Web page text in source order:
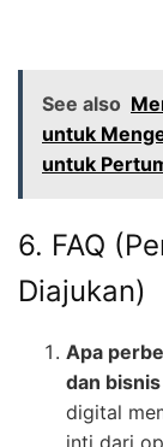
See also
untuk
untuk
6. FAQ
Diajukan)
Apa
dan
digital